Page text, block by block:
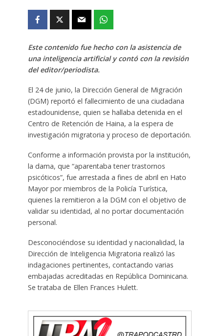
Este contenido fue hecho con la asistencia de
una inteligencia artificial y contó con la revisión
del editor/periodista.
El 24 de junio, la Dirección General de Migración
(DGM) reportó el fallecimiento de una ciudadana
estadounidense, quien se hallaba detenida en el
Centro de Retención de Haina, a la espera de
investigación migratoria y proceso de deportación.
Conforme a información provista por la institución,
la dama, que “aparentaba tener trastornos
psicóticos”, fue arrestada a fines de abril en Hato
Mayor por miembros de la Policía Turística,
quienes la remitieron a la DGM con el objetivo de
validar su identidad, al no portar documentación
personal.
Desconociéndose su identidad y nacionalidad, la
Dirección de Inteligencia Migratoria realizó las
indagaciones pertinentes, contactando varias
embajadas acreditadas en República Dominicana.
Se trataba de Ellen Frances Hulett.